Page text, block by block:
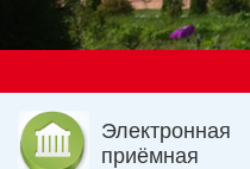
Электронная
приёмная